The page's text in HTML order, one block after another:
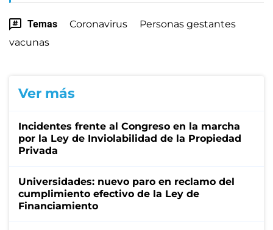
Temas Coronavirus
Personas gestantes
vacunas
Ver más
Incidentes frente al Congreso en la marcha
por la Ley de Inviolabilidad de la Propiedad
Privada
Universidades: nuevo paro en reclamo del
cumplimiento efectivo de la Ley de
Financiamiento